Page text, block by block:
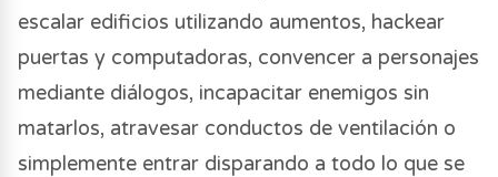
escalar edificios utilizando aumentos, hackear
puertas y computadoras, convencer a personajes
mediante diálogos, incapacitar enemigos sin
matarlos, atravesar conductos de ventilación o
simplemente entrar disparando a todo lo que se